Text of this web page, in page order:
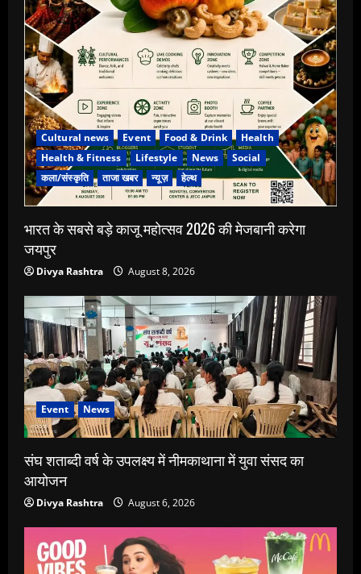
Cultural news Event Food & Drink
Health
Health & Fitness
Lifestyle News
Social
कला/संस्कृति
ताजा खबर न्यूज़ हेल्थ
भारत के सबसे बड़े काजू महोत्सव 2026 की मेजबानी करेगा
जयपुर
Divya Rashtra August 8, 2026
Event News
संघ शताब्दी वर्ष के उपलक्ष्य में नीमकाथाना में युवा संसद का
आयोजन
Divya Rashtra August 6, 2026